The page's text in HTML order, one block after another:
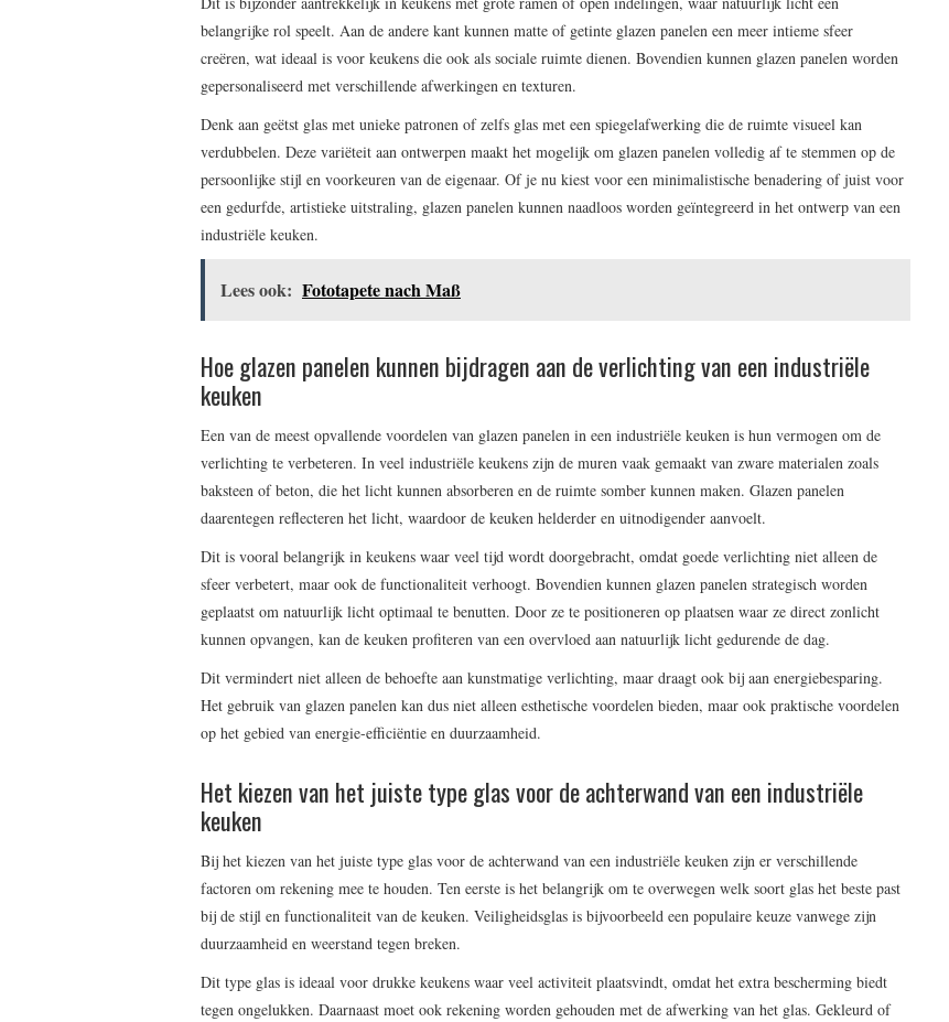
belangrijke rol speelt. Aan de andere kant kunnen matte of getinte glazen panelen een meer intieme sfeer
creëren, wat ideaal is voor keukens die ook als sociale ruimte dienen. Bovendien kunnen glazen panelen worden
gepersonaliseerd met verschillende afwerkingen en texturen.
Denk aan geëtst glas met unieke patronen of zelfs glas met een spiegelafwerking die de ruimte visueel kan
verdubbelen. Deze variëteit aan ontwerpen maakt het mogelijk om glazen panelen volledig af te stemmen op de
persoonlijke stijl en voorkeuren van de eigenaar. Of je nu kiest voor een minimalistische benadering of juist voor
een gedurfde, artistieke uitstraling, glazen panelen kunnen naadloos worden geïntegreerd in het ontwerp van een
industriële keuken.
Lees ook: Fototapete nach Maß
Hoe glazen panelen kunnen bijdragen aan de verlichting van een industriële
keuken
Een van de meest opvallende voordelen van glazen panelen in een industriële keuken is hun vermogen om de
verlichting te verbeteren. In veel industriële keukens zijn de muren vaak gemaakt van zware materialen zoals
baksteen of beton, die het licht kunnen absorberen en de ruimte somber kunnen maken. Glazen panelen
daarentegen reflecteren het licht, waardoor de keuken helderder en uitnodigender aanvoelt.
Dit is vooral belangrijk in keukens waar veel tijd wordt doorgebracht, omdat goede verlichting niet alleen de
sfeer verbetert, maar ook de functionaliteit verhoogt. Bovendien kunnen glazen panelen strategisch worden
geplaatst om natuurlijk licht optimaal te benutten. Door ze te positioneren op plaatsen waar ze direct zonlicht
kunnen opvangen, kan de keuken profiteren van een overvloed aan natuurlijk licht gedurende de dag.
Dit vermindert niet alleen de behoefte aan kunstmatige verlichting, maar draagt ook bij aan energiebesparing.
Het gebruik van glazen panelen kan dus niet alleen esthetische voordelen bieden, maar ook praktische voordelen
op het gebied van energie-efficiëntie en duurzaamheid.
Het kiezen van het juiste type glas voor de achterwand van een industriële
keuken
Bij het kiezen van het juiste type glas voor de achterwand van een industriële keuken zijn er verschillende
factoren om rekening mee te houden. Ten eerste is het belangrijk om te overwegen welk soort glas het beste past
bij de stijl en functionaliteit van de keuken. Veiligheidsglas is bijvoorbeeld een populaire keuze vanwege zijn
duurzaamheid en weerstand tegen breken.
Dit type glas is ideaal voor drukke keukens waar veel activiteit plaatsvindt, omdat het extra bescherming biedt
tegen ongelukken. Daarnaast moet ook rekening worden gehouden met de afwerking van het glas. Gekleurd of